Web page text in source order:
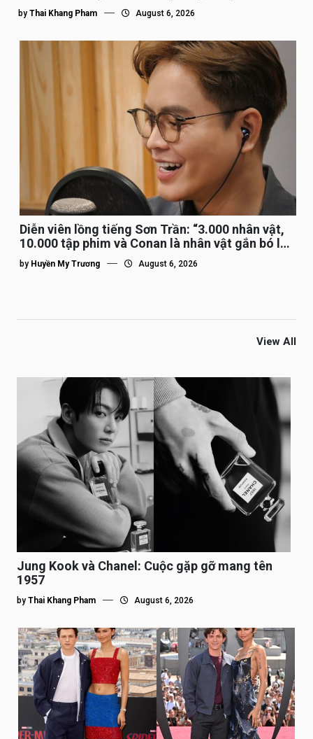
by Thai Khang Pham August 6, 2026
Diễn viên lồng tiếng Sơn Trần: “3.000 nhân vật,
10.000 tập phim và Conan là nhân vật gắn bó lâu
nhất”
by Huyền My Trương August 6, 2026
View All
Jung Kook và Chanel: Cuộc gặp gỡ mang tên
1957
by Thai Khang Pham August 6, 2026